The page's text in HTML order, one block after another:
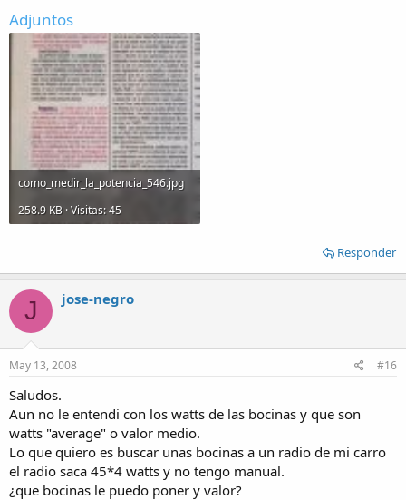
Adjuntos
como_medir_la_potencia_546.jpg
258.9 KB · Visitas: 45
Responder
J jose-negro
May 13, 2008 #16
Saludos.
Aun no le entendi con los watts de las bocinas y que son
watts "average" o valor medio.
Lo que quiero es buscar unas bocinas a un radio de mi carro
el radio saca 45*4 watts y no tengo manual.
¿que bocinas le puedo poner y valor?